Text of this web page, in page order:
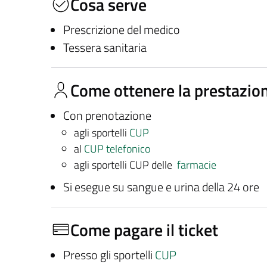
Prescrizione del medico
Tessera sanitaria
Come ottenere la
Con prenotazione
agli sportelli CUP
al CUP telefonico
agli sportelli CUP delle farmacie
Si esegue su sangue e urina della 24 ore
Come pagare il ticket
Presso gli sportelli CUP